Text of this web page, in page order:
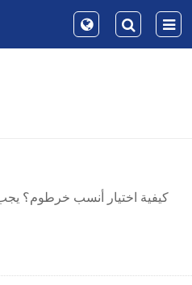
كيفية اختيار أنسب خرطوم؟ يجب